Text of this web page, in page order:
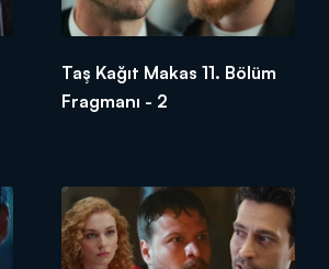
Taş Kağıt Makas 11. Bölüm
Fragmanı - 2